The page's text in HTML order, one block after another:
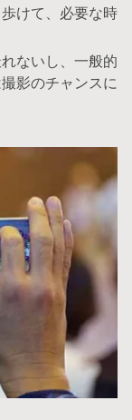
けて、必要な時
ないし、一般的
影のチャンスに